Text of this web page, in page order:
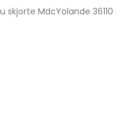
MdcYolande 36110